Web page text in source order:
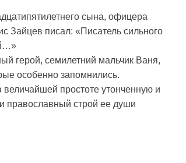
сына, офицера
Зайцев писал: «Писатель сильного
герой, семилетний мальчик Ваня,
особенно запомнились.
простоте утонченную и
православный строй ее души